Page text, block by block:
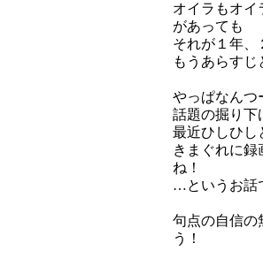
オイラもオ
があっても
それが１年、
もうあらす
やっぱなんつ
話題の掘り下
最近ひしひし
きまぐれに
ね！
…というお話
句点の自信の
う！